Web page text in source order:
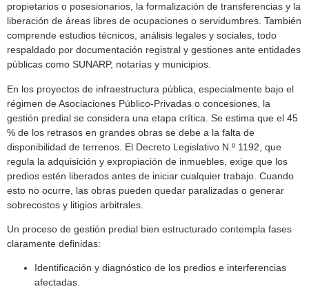
propietarios o posesionarios, la formalización de transferencias y la
liberación de áreas libres de ocupaciones o servidumbres. También
comprende estudios técnicos, análisis legales y sociales, todo
respaldado por documentación registral y gestiones ante entidades
públicas como SUNARP, notarías y municipios.
En los proyectos de infraestructura pública, especialmente bajo el
régimen de Asociaciones Público-Privadas o concesiones, la
gestión predial se considera una etapa crítica. Se estima que el 45
% de los retrasos en grandes obras se debe a la falta de
disponibilidad de terrenos. El Decreto Legislativo N.º 1192, que
regula la adquisición y expropiación de inmuebles, exige que los
predios estén liberados antes de iniciar cualquier trabajo. Cuando
esto no ocurre, las obras pueden quedar paralizadas o generar
sobrecostos y litigios arbitrales.
Un proceso de gestión predial bien estructurado contempla fases
claramente definidas:
Identificación y diagnóstico de los predios e interferencias
afectadas.